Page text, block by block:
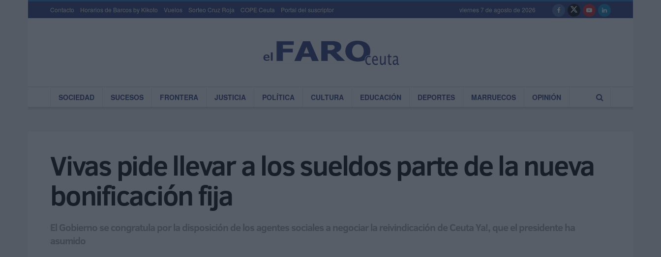
Contacto Horarios de Barcos by Kikoto Vuelos Sorteo Cruz Roja COPE Ceuta Portal del suscriptor viernes 7 de agosto de 2026
SOCIEDAD SUCESOS FRONTERA JUSTICIA POLÍTICA CULTURA EDUCACIÓN DEPORTES MARRUECOS OPINIÓN
Vivas pide llevar a los sueldos parte de la nueva
bonificación fija
El Gobierno se congratula por la disposición de los agentes sociales a negociar la reivindicación de Ceuta Ya!, que el presidente ha
asumido